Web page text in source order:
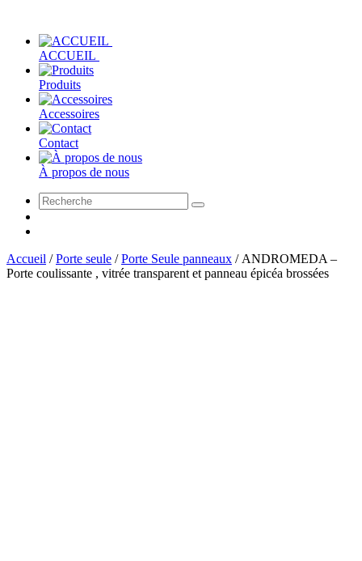
ACCUEIL
Produits
Accessoires
Contact
À propos de nous
Accueil /Porte seule /Porte Seule panneaux / ANDROMEDA –
Porte coulissante , vitrée transparent et panneau épicéa brossées